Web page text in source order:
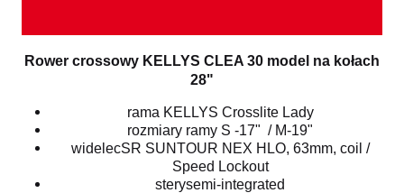
Rower crossowy KELLYS CLEA 30 model na kołach
28"
rama KELLYS Crosslite Lady
rozmiary ramy S -17" / M-19"
widelecSR SUNTOUR NEX HLO, 63mm, coil /
Speed Lockout
sterysemi-integrated